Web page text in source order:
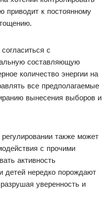
приводит к постоянному
с
составляющую
количество энергии на
все предполагаемые
вынесения выборов и
также может
с прочими
активность
детей нередко порождают
уверенность и